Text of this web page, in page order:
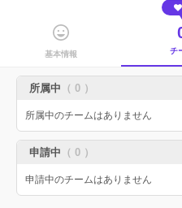
基本情報 チ
所属中 （ 0 ）
所属中のチームはありません
申請中 （ 0 ）
申請中のチームはありません